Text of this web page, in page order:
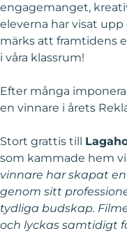
engagemanget,
eleverna har visat
märks att framtidens
i våra klassrum!
Efter många
en vinnare i årets
Stort grattis till
som kammade hem
vinnare har skapat
genom sitt
tydliga budskap.
och lyckas samtidigt